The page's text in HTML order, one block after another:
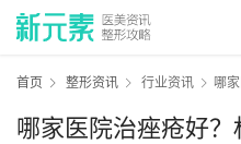
首页 整形资讯 行业资讯 哪
哪家医院治痤疮好